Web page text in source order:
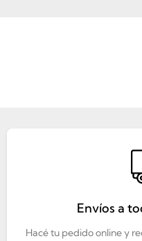
Envíos a
Hacé tu pedido online y